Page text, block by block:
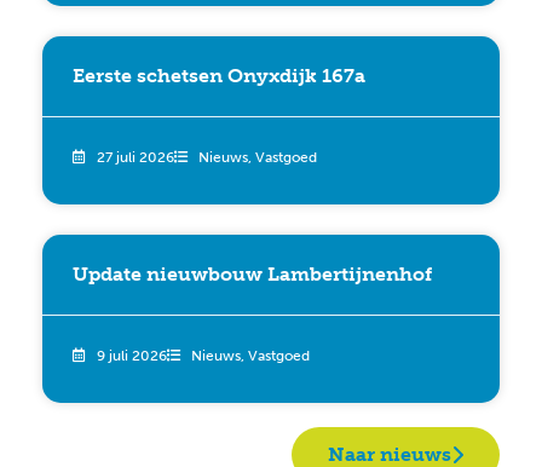
Eerste schetsen Onyxdijk 167a
27 juli 2026 Nieuws Vastgoed
Update nieuwbouw Lambertijnenhof
9 juli 2026 Nieuws Vastgoed
Naar nieuws